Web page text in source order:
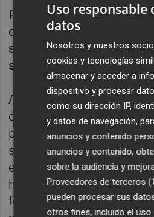
Por ello, incidió en que si
del PSOE y que se
se sienten con ellos,
solo quieren "saber y a
Asimismo, Mateo
cuenta "con cambios
primero presentado" y
se excusa en que quita
es más mediterránea",
hace es "reducir el
forzadas de un estadio
Uso responsable
datos
Nosotros y nuestros
cookies y tecnologías
almacenar y acceder a
dispositivo y procesar
como su dirección IP,
y datos de navegación,
anuncios y contenido
anuncios y contenido,
sobre la audiencia y
Proveedores de terceros
pueden procesar sus
otros fines, incluido el uso